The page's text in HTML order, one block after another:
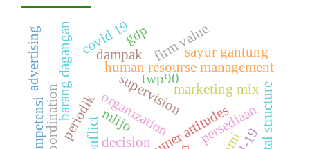
marketing mix
decision
conflictorganization
human resourse management
firm value
capital structure
persediaan
periodik
barang dagangan supervision
coordination
dampak sayur gantung
covid 19
twp90
mlijo
gdp
kompetensi
advertising